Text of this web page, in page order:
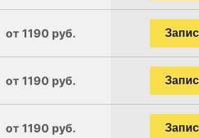
от 1190 руб.
от 1190 руб.
от 1190 руб.